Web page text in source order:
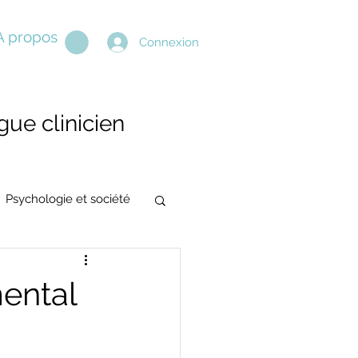
propos Connexion
clinicien
Psychologie et société